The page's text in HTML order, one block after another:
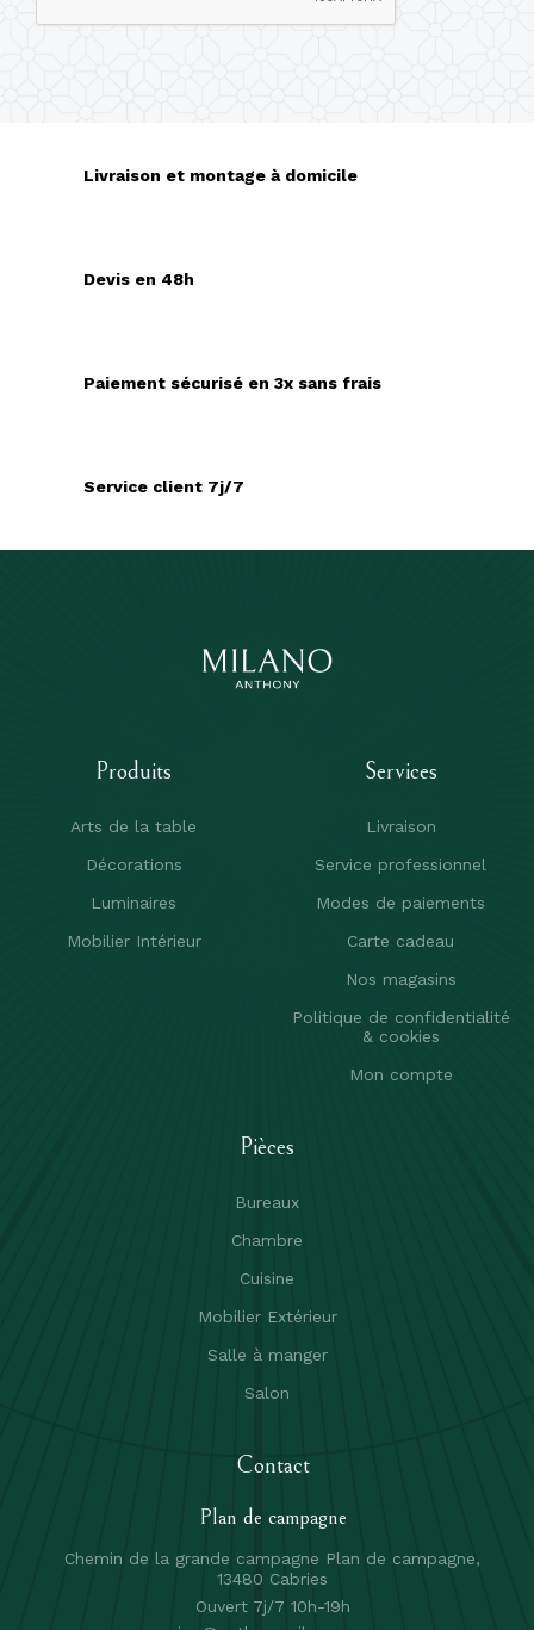
Livraison et montage à domicile
Devis en 48h
Paiement sécurisé en 3x sans frais
Service client 7j/7
Produits
Arts de la table
Décorations
Luminaires
Mobilier Intérieur
Services
Livraison
Service professionnel
Modes de paiements
Carte cadeau
Nos magasins
Politique de confidentialité
& cookies
Mon compte
Pièces
Bureaux
Chambre
Cuisine
Mobilier Extérieur
Salle à manger
Salon
Contact
Plan de campagne
Chemin de la grande campagne Plan de campagne,
13480 Cabries
Ouvert 7j/7 10h-19h